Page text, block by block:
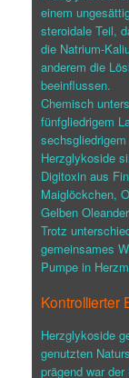
einem
steroidale Teil,
die Natrium-
anderem die
beeinflussen.
Chemisch
fünfgliedrigem
Herzglykoside
Digitoxin aus
Maiglöckchen,
Gelben
Trotz
gemeinsames
Pumpe in
Kontrollierter
Herzglykoside
genutzten
prägend war